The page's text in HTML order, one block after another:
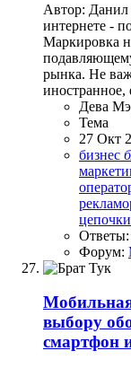
Автор:
интернете -
Маркировка
рынка. Не
иностранное,
Дева
Тема
27 Окт
бизнес
цепочки
Ответы:
Форум:
выбору
смартфон